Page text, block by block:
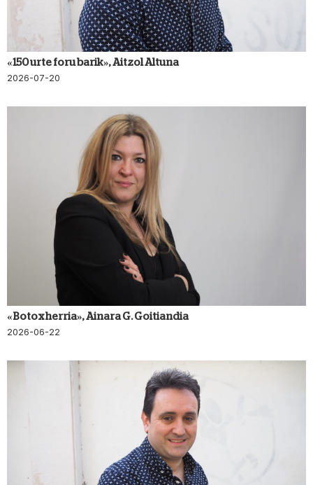
«150 urte foru barik», Aitzol Altuna
2026-07-20
«Botox herria», Ainara G. Goitiandia
2026-06-22